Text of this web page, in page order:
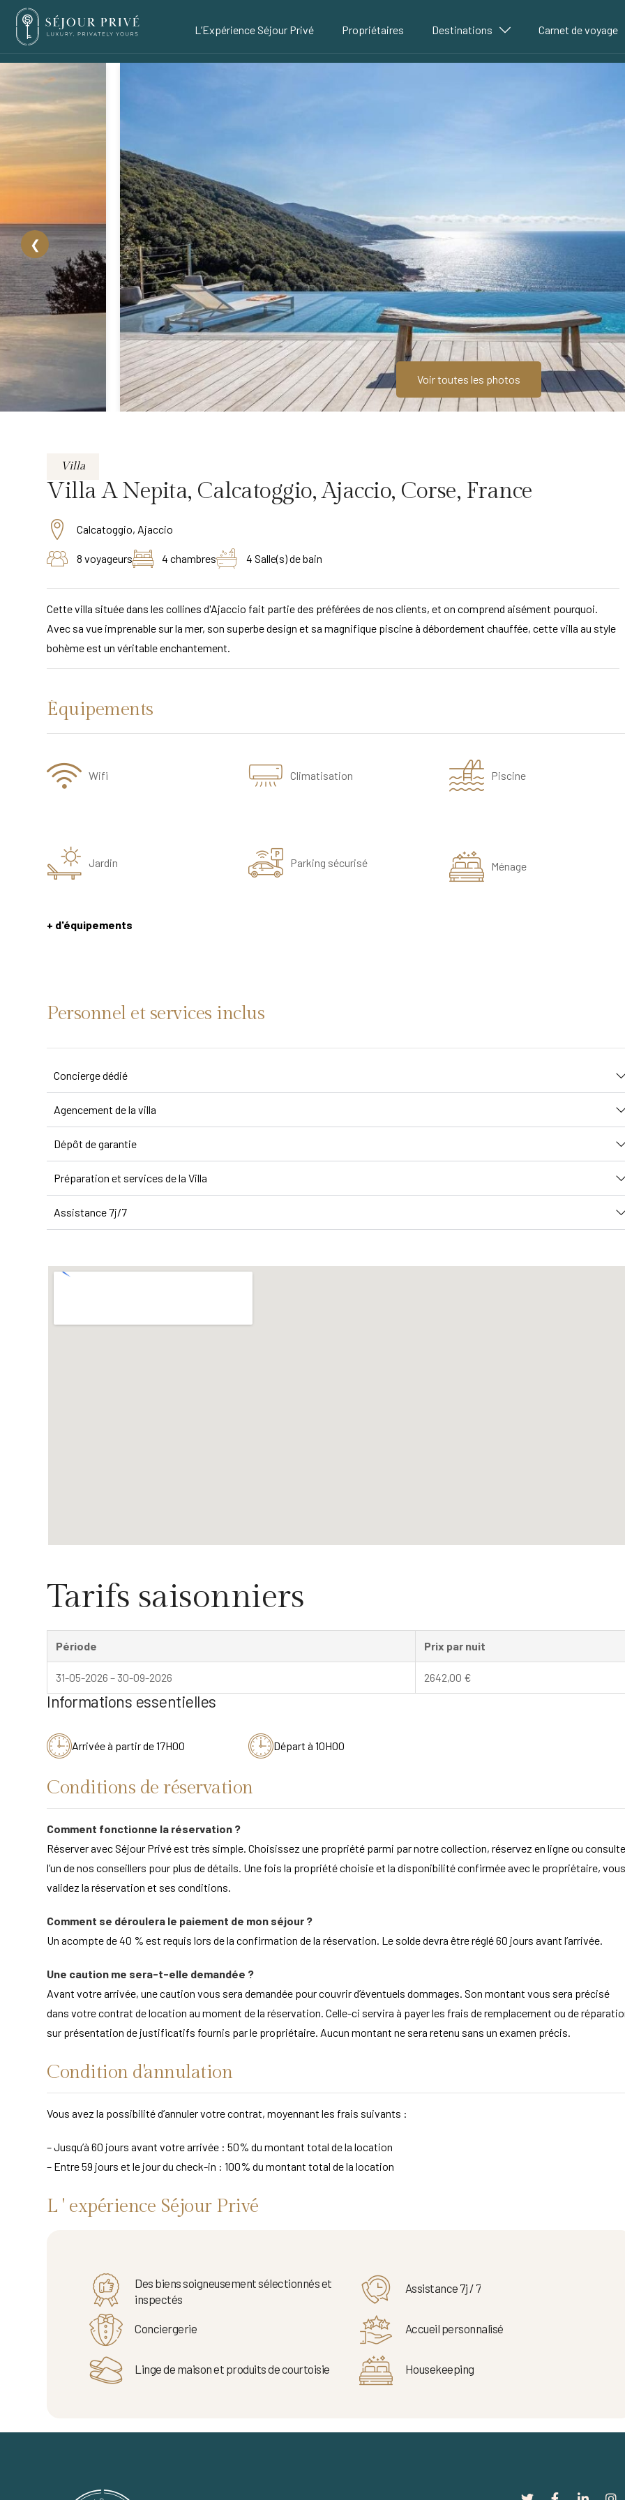
L’Expérience Séjour Privé Propriétaires Destinations Carnet de voyage
❮
Voir toutes les photos
Villa
Villa A Nepita, Calcatoggio, Ajaccio, Corse, France
Calcatoggio, Ajaccio
8 voyageurs 4 chambres 4 Salle(s) de bain
Cette villa située dans les collines d'Ajaccio fait partie des préférées de nos clients, et on comprend aisément pourquoi.
Avec sa vue imprenable sur la mer, son superbe design et sa magnifique piscine à débordement chauffée, cette villa au style
bohème est un véritable enchantement.
Équipements
Wifi Climatisation Piscine
Jardin Parking sécurisé Ménage
+ d'équipements
Personnel et services inclus
Concierge dédié
Agencement de la villa
Dépôt de garantie
Préparation et services de la Villa
Assistance 7j/7
Tarifs saisonniers
Période Prix par nuit
31-05-2026 – 30-09-2026 2642,00 €
Informations essentielles
Arrivée à partir de 17H00 Départ à 10H00
Conditions de réservation
Comment fonctionne la réservation ?
Réserver avec Séjour Privé est très simple. Choisissez une propriété parmi par notre collection, réservez en ligne ou
l’un de nos conseillers pour plus de détails. Une fois la propriété choisie et la disponibilité confirmée avec le propriétaire, vous
validez la réservation et ses conditions.
Comment se déroulera le paiement de mon séjour ?
Un acompte de 40 % est requis lors de la confirmation de la réservation. Le solde devra être réglé 60 jours avant l’arrivée.
Une caution me sera-t-elle demandée ?
Avant votre arrivée, une caution vous sera demandée pour couvrir d’éventuels dommages. Son montant vous sera précisé
dans votre contrat de location au moment de la réservation. Celle-ci servira à payer les frais de remplacement ou de
sur présentation de justificatifs fournis par le propriétaire. Aucun montant ne sera retenu sans un examen précis.
Condition d'annulation
Vous avez la possibilité d’annuler votre contrat, moyennant les frais suivants :
– Jusqu’à 60 jours avant votre arrivée : 50% du montant total de la location
– Entre 59 jours et le jour du check-in : 100% du montant total de la location
L ' expérience Séjour Privé
Des biens soigneusement sélectionnés et
inspectés
Assistance 7j / 7
Conciergerie Accueil personnalisé
Linge de maison et produits de courtoisie Housekeeping